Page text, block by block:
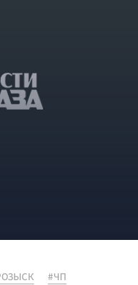
#ЧП